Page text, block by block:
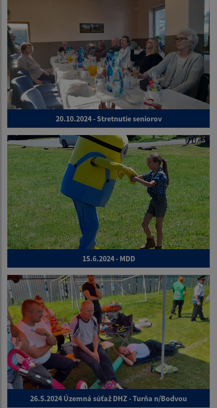
20.10.2024 - Stretnutie seniorov
15.6.2024 - MDD
26.5.2024 Územná súťaž DHZ - Turňa n/Bodvou